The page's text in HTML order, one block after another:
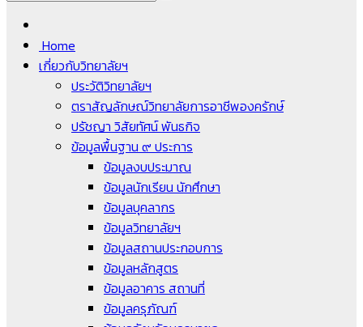
Home
เกี่ยวกับวิทยาลัยฯ
ประวัติวิทยาลัยฯ
ตราสัญลักษณ์วิทยาลัยการอาชีพองครักษ์
ปรัชญา วิสัยทัศน์ พันธกิจ
ข้อมูลพื้นฐาน ๙ ประการ
ข้อมูลงบประมาณ
ข้อมูลนักเรียน นักศึกษา
ข้อมูลบุคลากร
ข้อมูลวิทยาลัยฯ
ข้อมูลสถานประกอบการ
ข้อมูลหลักสูตร
ข้อมูลอาคาร สถานที่
ข้อมูลครุภัณฑ์